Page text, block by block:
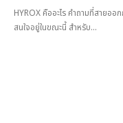
HYROX คืออะไร คำถามที่สายออ
สนใจอยู่ในขณะนี้ สำหรับ...